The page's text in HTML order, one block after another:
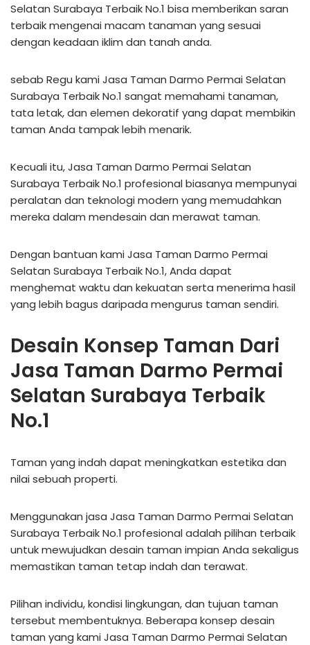
Selatan Surabaya Terbaik No.1 bisa memberikan saran
terbaik mengenai macam tanaman yang sesuai
dengan keadaan iklim dan tanah anda.
sebab Regu kami Jasa Taman Darmo Permai Selatan
Surabaya Terbaik No.1 sangat memahami tanaman,
tata letak, dan elemen dekoratif yang dapat membikin
taman Anda tampak lebih menarik.
Kecuali itu, Jasa Taman Darmo Permai Selatan
Surabaya Terbaik No.1 profesional biasanya mempunyai
peralatan dan teknologi modern yang memudahkan
mereka dalam mendesain dan merawat taman.
Dengan bantuan kami Jasa Taman Darmo Permai
Selatan Surabaya Terbaik No.1, Anda dapat
menghemat waktu dan kekuatan serta menerima hasil
yang lebih bagus daripada mengurus taman sendiri.
Desain Konsep Taman Dari
Jasa Taman Darmo Permai
Selatan Surabaya Terbaik
No.1
Taman yang indah dapat meningkatkan estetika dan
nilai sebuah properti.
Menggunakan jasa Jasa Taman Darmo Permai Selatan
Surabaya Terbaik No.1 profesional adalah pilihan terbaik
untuk mewujudkan desain taman impian Anda sekaligus
memastikan taman tetap indah dan terawat.
Pilihan individu, kondisi lingkungan, dan tujuan taman
tersebut membentuknya. Beberapa konsep desain
taman yang kami Jasa Taman Darmo Permai Selatan